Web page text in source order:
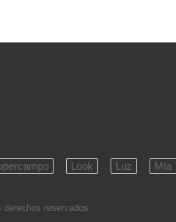
Look Luz Mía
derechos reservados